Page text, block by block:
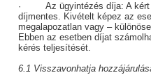
· Az ügyintézés díja: A kért
díjmentes. Kivételt képez az
megalapozatlan vagy –
Ebben az esetben díjat
kérés teljesítését.
6.1 Visszavonhatja